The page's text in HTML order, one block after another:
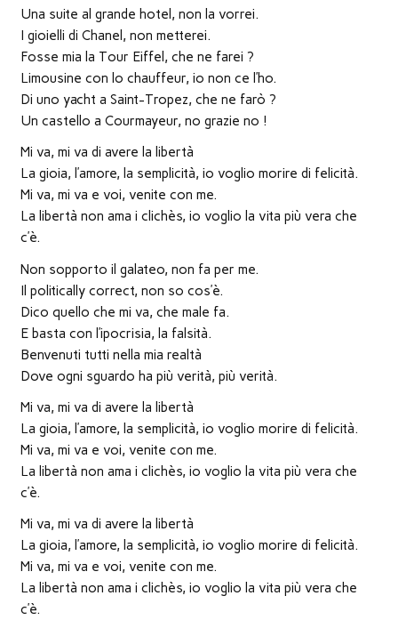
Una suite al grande hotel, non la vorrei.
I gioielli di Chanel, non metterei.
Fosse mia la Tour Eiffel, che ne farei ?
Limousine con lo chauffeur, io non ce l’ho.
Di uno yacht a Saint-Tropez, che ne farò ?
Un castello a Courmayeur, no grazie no !
Mi va, mi va di avere la libertà
La gioia, l’amore, la semplicità, io voglio morire di felicità.
Mi va, mi va e voi, venite con me.
La libertà non ama i clichès, io voglio la vita più vera che
c’è.
Non sopporto il galateo, non fa per me.
Il politically correct, non so cos’è.
Dico quello che mi va, che male fa.
E basta con l’ipocrisia, la falsità.
Benvenuti tutti nella mia realtà
Dove ogni sguardo ha più verità, più verità.
Mi va, mi va di avere la libertà
La gioia, l’amore, la semplicità, io voglio morire di felicità.
Mi va, mi va e voi, venite con me.
La libertà non ama i clichès, io voglio la vita più vera che
c’è.
Mi va, mi va di avere la libertà
La gioia, l’amore, la semplicità, io voglio morire di felicità.
Mi va, mi va e voi, venite con me.
La libertà non ama i clichès, io voglio la vita più vera che
c’è.